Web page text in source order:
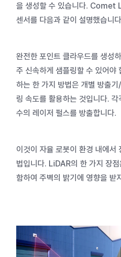
을 생성할 수 있습니다. Comet
센서를 다음과 같이 설명했습니
완전한 포인트 클라우드를 생성
주 신속하게 샘플링할 수 있어야
하는 한 가지 방법은 개별 방출
링 속도를 활용하는 것입니다.
수의 레이저 펄스를 방출합니다.
이것이 자율 로봇이 환경 내에서
법입니다. LiDAR의 한 가지 장
함하여 주벽의 밝기에 영향을 받